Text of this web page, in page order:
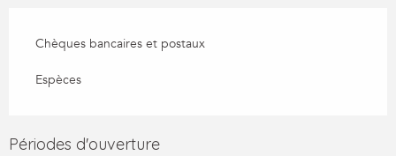
Chèques bancaires et postaux
Espèces
Périodes d'ouverture